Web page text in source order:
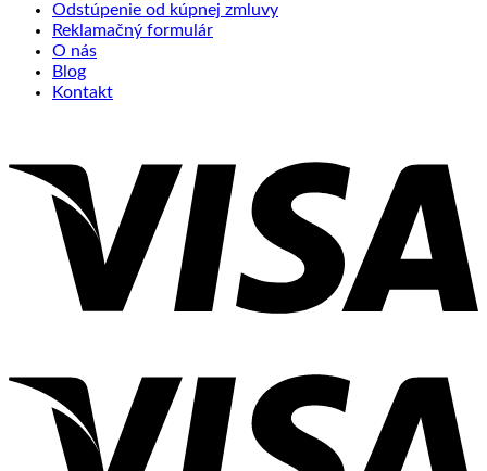
Odstúpenie od kúpnej zmluvy
Reklamačný formulár
O nás
Blog
Kontakt